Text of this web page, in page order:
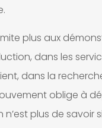
plus aux
dans les
dans la
oblige à
plus de savoir